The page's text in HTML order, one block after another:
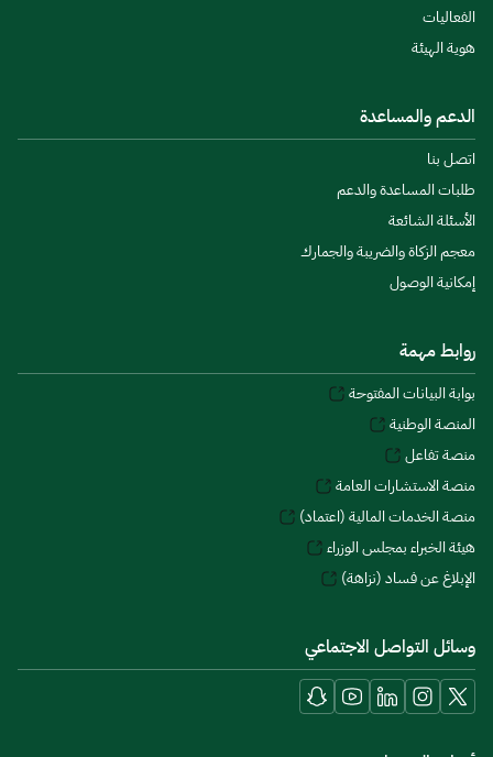
الفعاليات
هوية الهيئة
الدعم والمساعدة
اتصل بنا
طلبات المساعدة والدعم
الأسئلة الشائعة
معجم الزكاة والضريبة والجمارك
إمكانية الوصول
روابط مهمة
بوابة البيانات المفتوحة
المنصة الوطنية
منصة تفاعل
منصة الاستشارات العامة
منصة الخدمات المالية (اعتماد)
هيئة الخبراء بمجلس الوزراء
الإبلاغ عن فساد (نزاهة)
وسائل التواصل الاجتماعي